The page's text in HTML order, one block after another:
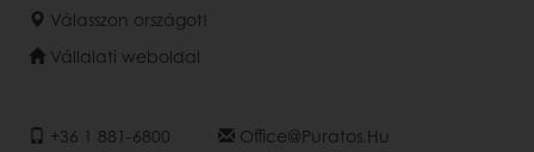
Válasszon országot!
Vállalati weboldal
+36 1 881-6800 Office@puratos.hu